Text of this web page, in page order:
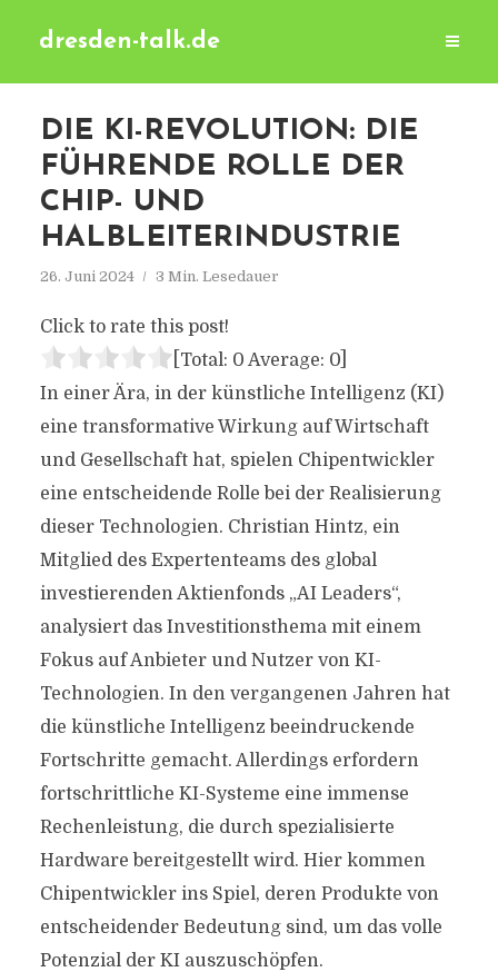
dresden-talk.de
DIE KI-REVOLUTION: DIE
FÜHRENDE ROLLE DER
CHIP- UND
HALBLEITERINDUSTRIE
26. Juni 2024 3 Min. Lesedauer
Click to rate this post!
[Total: 0 Average: 0]
In einer Ära, in der künstliche Intelligenz (KI)
eine transformative Wirkung auf Wirtschaft
und Gesellschaft hat, spielen Chipentwickler
eine entscheidende Rolle bei der Realisierung
dieser Technologien. Christian Hintz, ein
Mitglied des Expertenteams des global
investierenden Aktienfonds „AI Leaders“,
analysiert das Investitionsthema mit einem
Fokus auf Anbieter und Nutzer von KI-
Technologien. In den vergangenen Jahren hat
die künstliche Intelligenz beeindruckende
Fortschritte gemacht. Allerdings erfordern
fortschrittliche KI-Systeme eine immense
Rechenleistung, die durch spezialisierte
Hardware bereitgestellt wird. Hier kommen
Chipentwickler ins Spiel, deren Produkte von
entscheidender Bedeutung sind, um das volle
Potenzial der KI auszuschöpfen.